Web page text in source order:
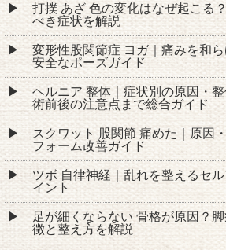
打撲 あざ 色の変化はなぜ起こる
べき症状を解説
変形性股関節症 ヨガ｜痛みを和
安全なポーズガイド
ヘルニア 整体｜症状別の原因・
術前後の注意点まで総合ガイド
スクワット 股関節 痛めた｜原因
フォーム改善ガイド
ツボ 自律神経｜乱れを整えるセ
イント
足が細くならない 骨格が原因？
徴と整え方を解説